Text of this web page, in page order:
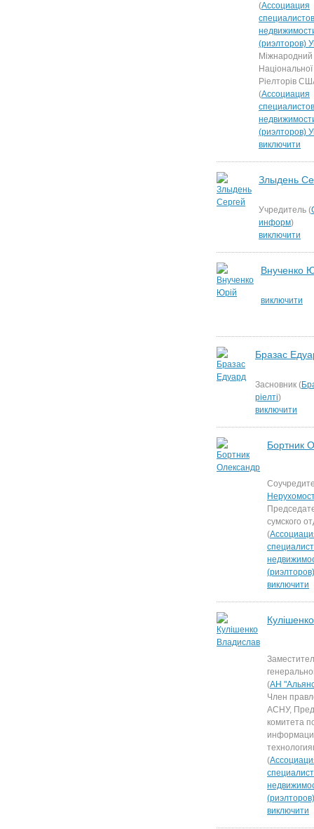
(Ассоциация
(риэлторов)
Національної
Ріелторів
(Ассоциация
(риэлторов)
виключити
Злыдень
Учредитель (
информ)
виключити
Внученко
виключити
Бразас
Засновник (
ріелті)
виключити
Бортник
сумского
(
виключити
(АН
Член
АСНУ,
комитета
(
виключити